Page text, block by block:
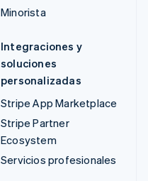
Minorista
Integraciones y
soluciones
personalizadas
Stripe App Marketplace
Stripe Partner
Ecosystem
Servicios profesionales